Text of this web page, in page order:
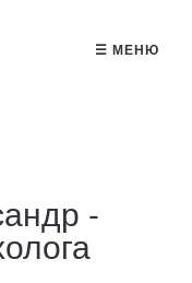
☰ МЕНЮ
-